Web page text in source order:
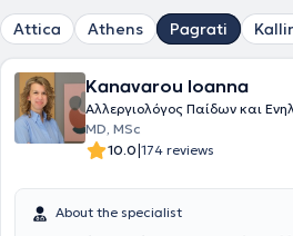
Attica Athens Pagrati
Kanavarou Ioanna
Αλλεργιολόγος Παίδων και
MD, MSc
10.0|174 reviews
About the specialist